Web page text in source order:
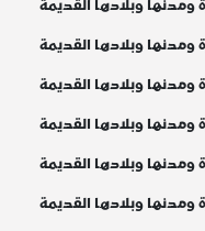
ومدنها وبلادها القديمة
ومدنها وبلادها القديمة
ومدنها وبلادها القديمة
ومدنها وبلادها القديمة
ومدنها وبلادها القديمة
ومدنها وبلادها القديمة